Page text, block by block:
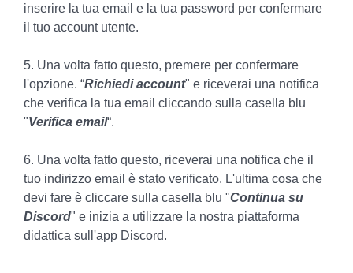
inserire la tua email e la tua password per confermare
il tuo account utente.
5. Una volta fatto questo, premere per confermare
l'opzione. “Richiedi account" e riceverai una notifica
che verifica la tua email cliccando sulla casella blu
"Verifica email“.
6. Una volta fatto questo, riceverai una notifica che il
tuo indirizzo email è stato verificato. L'ultima cosa che
devi fare è cliccare sulla casella blu "Continua su
Discord" e inizia a utilizzare la nostra piattaforma
didattica sull'app Discord.